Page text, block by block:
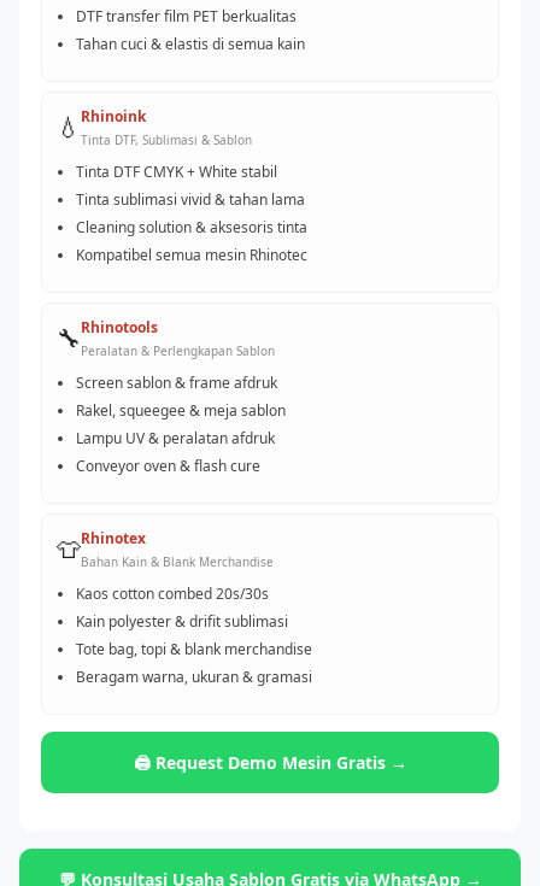
DTF transfer film PET berkualitas
Tahan cuci & elastis di semua kain
💧 Rhinoink
Tinta DTF, Sublimasi & Sablon
Tinta DTF CMYK + White stabil
Tinta sublimasi vivid & tahan lama
Cleaning solution & aksesoris tinta
Kompatibel semua mesin Rhinotec
🔧Rhinotools
Peralatan & Perlengkapan Sablon
Screen sablon & frame afdruk
Rakel, squeegee & meja sablon
Lampu UV & peralatan afdruk
Conveyor oven & flash cure
👕Rhinotex
Bahan Kain & Blank Merchandise
Kaos cotton combed 20s/30s
Kain polyester & drifit sublimasi
Tote bag, topi & blank merchandise
Beragam warna, ukuran & gramasi
🖨️ Request Demo Mesin Gratis →
💬 Konsultasi Usaha Sablon Gratis via WhatsApp →